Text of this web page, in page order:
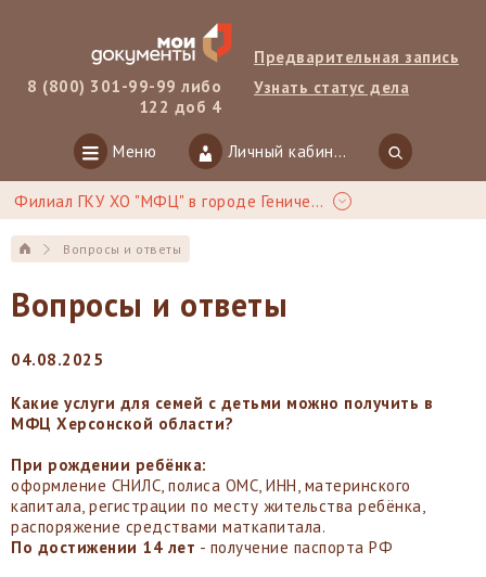
8 (800) 301-99-99 либо
122 доб 4
Предварительная запись
Узнать статус дела
Меню Личный кабинет
Филиал ГКУ ХО "МФЦ" в городе Геническ
Вопросы и ответы
Вопросы и ответы
04.08.2025
Какие услуги для семей с детьми можно получить в
МФЦ Херсонской области?
При рождении ребёнка:
оформление СНИЛС, полиса ОМС, ИНН, материнского
капитала, регистрации по месту жительства ребёнка,
распоряжение средствами маткапитала.
По достижении 14 лет - получение паспорта РФ